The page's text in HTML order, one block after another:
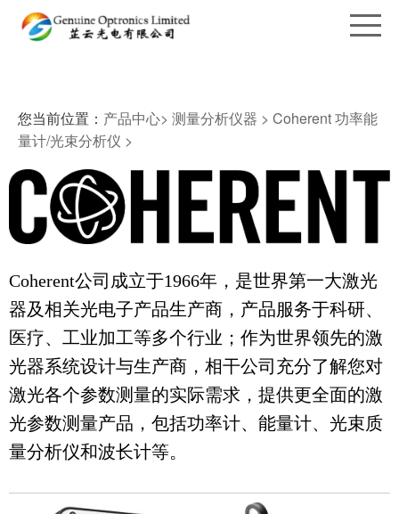
您当前位置： 产品中心> 测量分析仪器 > Coherent 功率能
量计/光束分析仪 >
Coherent公司成立于1966年，是世界第一大激光
器及相关光电子产品生产商，产品服务于科研、
医疗、工业加工等多个行业；作为世界领先的激
光器系统设计与生产商，相干公司充分了解您对
激光各个参数测量的实际需求，提供更全面的激
光参数测量产品，包括功率计、能量计、光束质
量分析仪和波长计等。